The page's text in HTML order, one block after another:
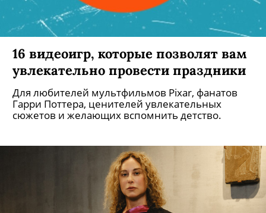
16 видеоигр, которые позволят вам
увлекательно провести праздники
Для любителей мультфильмов Pixar, фанатов
Гарри Поттера, ценителей увлекательных
сюжетов и желающих вспомнить детство.